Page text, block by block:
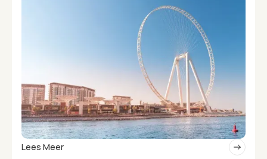
Lees Meer